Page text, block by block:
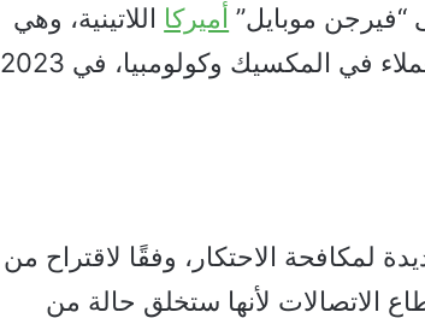
“فيرجن موبايل” أميركا اللاتينية، وهي
مشغّلة لشبكات الهاتف المحمول لعملاء في المكسيك وكولومبيا، في 2023
لمكافحة الاحتكار، وفقًا لاقتراح من
الاتصالات لأنها ستخلق حالة من